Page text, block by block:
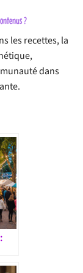
?
les recettes, la
dans